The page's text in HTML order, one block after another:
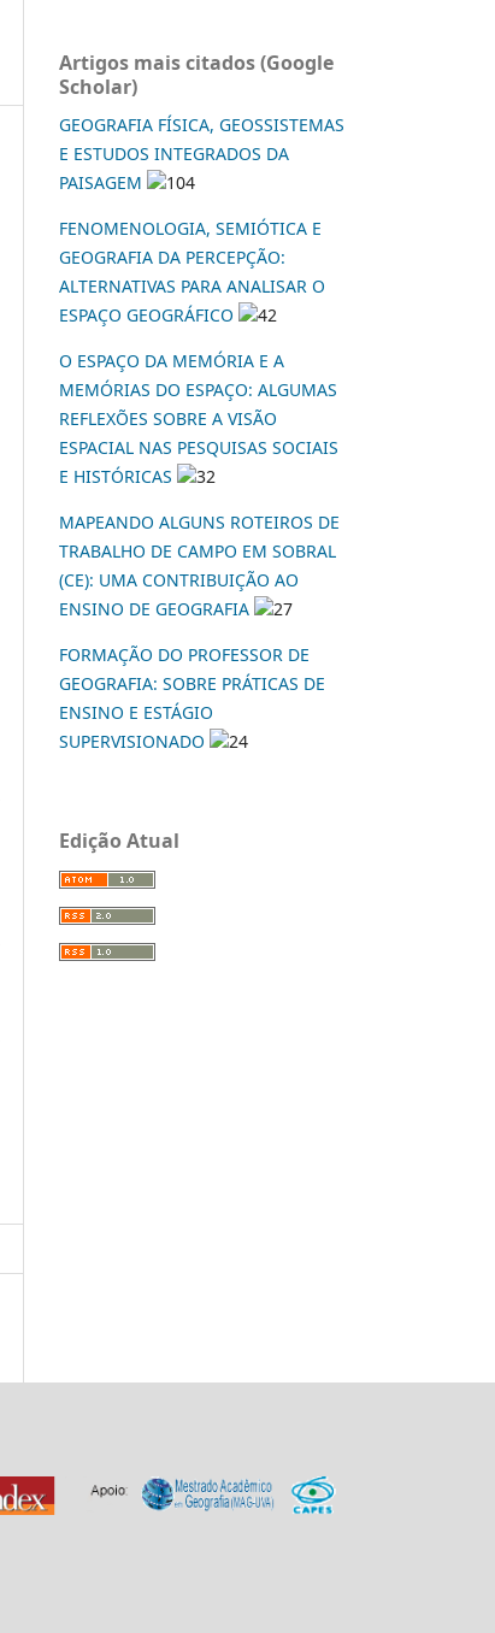
Artigos mais citados (Google
Scholar)
GEOGRAFIA FÍSICA, GEOSSISTEMAS
E ESTUDOS INTEGRADOS DA
PAISAGEM
104
FENOMENOLOGIA, SEMIÓTICA E
GEOGRAFIA DA PERCEPÇÃO:
ALTERNATIVAS PARA ANALISAR O
ESPAÇO GEOGRÁFICO
42
O ESPAÇO DA MEMÓRIA E A
MEMÓRIAS DO ESPAÇO: ALGUMAS
REFLEXÕES SOBRE A VISÃO
ESPACIAL NAS PESQUISAS SOCIAIS
E HISTÓRICAS
32
MAPEANDO ALGUNS ROTEIROS DE
TRABALHO DE CAMPO EM SOBRAL
(CE): UMA CONTRIBUIÇÃO AO
ENSINO DE GEOGRAFIA
27
FORMAÇÃO DO PROFESSOR DE
GEOGRAFIA: SOBRE PRÁTICAS DE
ENSINO E ESTÁGIO
SUPERVISIONADO
24
Edição Atual